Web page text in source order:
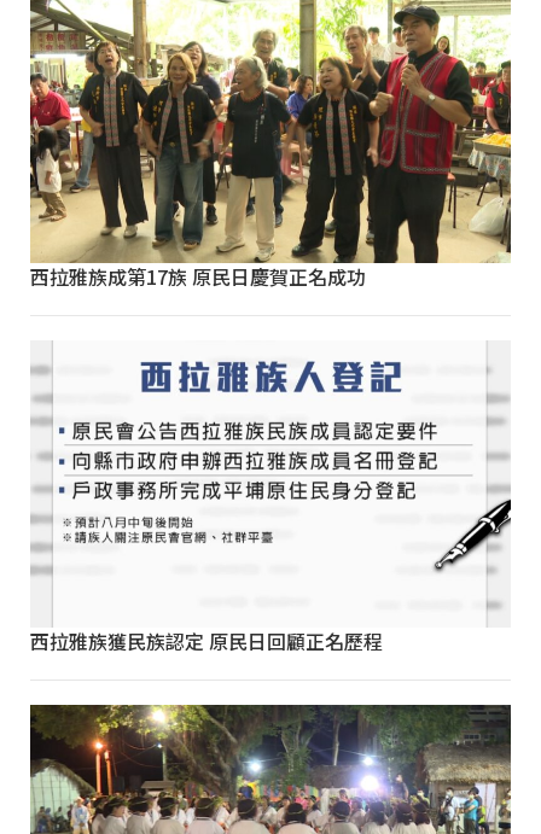
西拉雅族成第17族 原民日慶賀正名成功
西拉雅族獲民族認定 原民日回顧正名歷程